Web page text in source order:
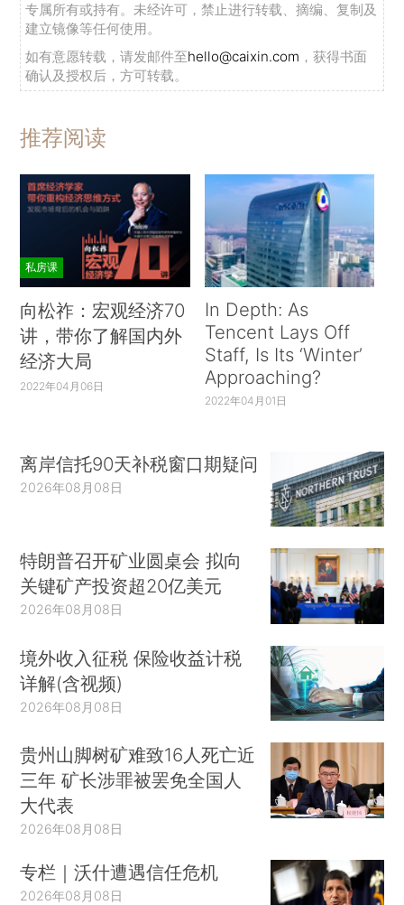
专属所有或持有。未经许可，禁止进行转载、摘编、复制及
建立镜像等任何使用。
如有意愿转载，请发邮件至hello@caixin.com ，获得书面
确认及授权后，方可转载。
推荐阅读
私房课
向松祚：宏观经济70
讲，带你了解国内外
经济大局
2022年04月06日
In Depth: As
Tencent Lays Off
Staff, Is Its ‘Winter’
Approaching?
2022年04月01日
离岸信托90天补税窗口期疑问
2026年08月08日
特朗普召开矿业圆桌会 拟向
关键矿产投资超20亿美元
2026年08月08日
境外收入征税 保险收益计税
详解(含视频)
2026年08月08日
贵州山脚树矿难致16人死亡近
三年 矿长涉罪被罢免全国人
大代表
2026年08月08日
专栏｜沃什遭遇信任危机
2026年08月08日